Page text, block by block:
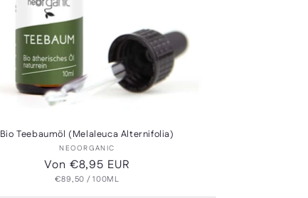
Bio Teebaumöl (Melaleuca Alternifolia)
Anbieter:
NEOORGANIC
Normaler
Preis
Von €8,95 EUR
GRUNDPREIS
€89,50 /PRO
100ML